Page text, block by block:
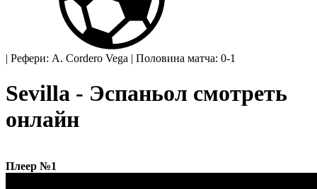
| Рефери: A. Cordero Vega | Половина матча: 0-1
Sevilla - Эспаньол смотреть
онлайн
Плеер №1